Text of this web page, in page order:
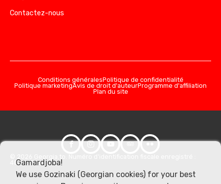
Contactez-nous
Conditions généralesPolitique de confidentialité
Politique marketingAvis de droit d'auteurProgramme d'affiliation
Plan du site
406357981
Gamardjoba!
We use Gozinaki (Georgian cookies) for your best